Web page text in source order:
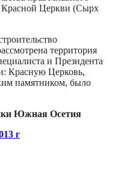
Красной Церкви (Сырх
территория
и Президента
Красную Церковь,
памятником, было
Южная Осетия
г